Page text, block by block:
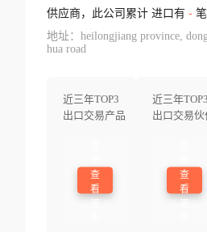
供应商，此公司累计 进口有 -笔
地址：heilongjiang province,
hua road
近三年TOP3
出口交易产品
查
看
近三年TOP3
出口交易伙
查
看